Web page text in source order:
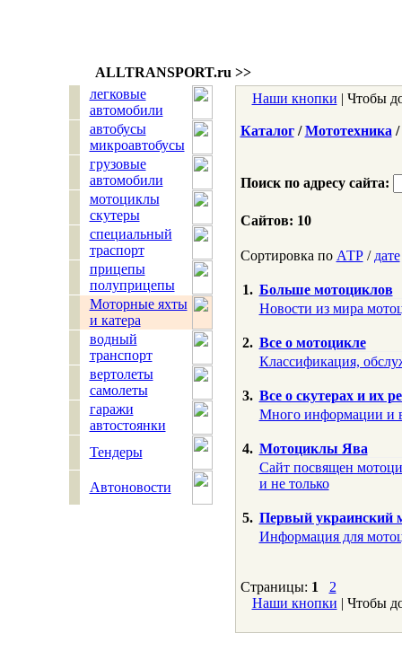
ALLTRANSPORT.ru >>
легковые
автомобили
автобусы
микроавтобусы
грузовые
автомобили
мотоциклы
скутеры
специальный
траспорт
прицепы
полуприцепы
Моторные яхты
и катера
водный
транспорт
вертолеты
самолеты
гаражи
автостоянки
Тендеры
Автоновости
Наши кнопки | Чтобы
Каталог/Мототехника
Поиск по адресу сайта:
Сайтов: 10
Сортировка по АТР/ дате
1. Больше мотоциклов
Новости из мира
2. Все о мотоцикле
Классификация,
3. Все о скутерах и их
Много информации и
4. Мотоциклы Ява
Сайт посвящен
и не только
5. Первый украинский
Информация для
Страницы: 1
2
Наши кнопки | Чтобы